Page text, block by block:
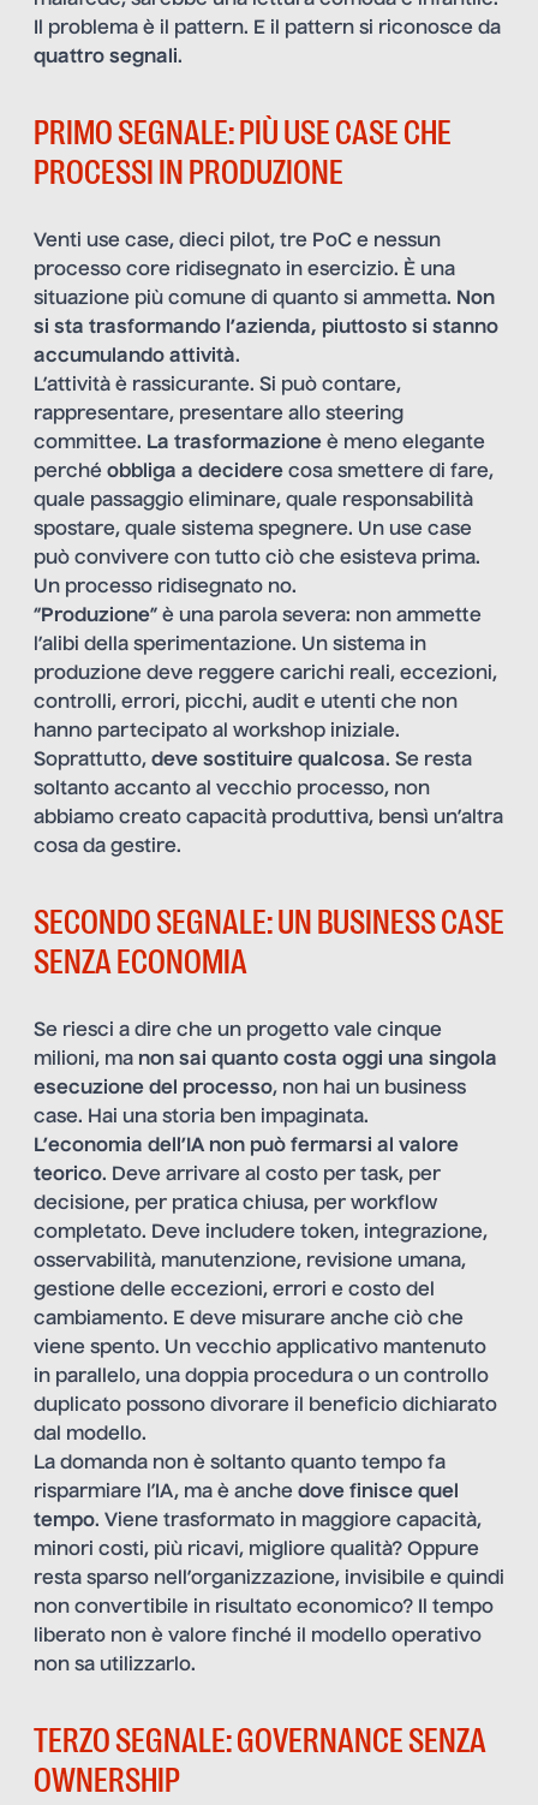
Il problema è il pattern. E il pattern si riconosce da
quattro segnali.
PRIMO SEGNALE: PIÙ USE CASE CHE
PROCESSI IN PRODUZIONE
Venti use case, dieci pilot, tre PoC e nessun
processo core ridisegnato in esercizio. È una
situazione più comune di quanto si ammetta. Non
si sta trasformando l’azienda, piuttosto si stanno
accumulando attività.
L’attività è rassicurante. Si può contare,
rappresentare, presentare allo steering
committee. La trasformazione è meno elegante
perché obbliga a decidere cosa smettere di fare,
quale passaggio eliminare, quale responsabilità
spostare, quale sistema spegnere. Un use case
può convivere con tutto ciò che esisteva prima.
Un processo ridisegnato no.
“Produzione” è una parola severa: non ammette
l’alibi della sperimentazione. Un sistema in
produzione deve reggere carichi reali, eccezioni,
controlli, errori, picchi, audit e utenti che non
hanno partecipato al workshop iniziale.
Soprattutto, deve sostituire qualcosa. Se resta
soltanto accanto al vecchio processo, non
abbiamo creato capacità produttiva, bensì un’altra
cosa da gestire.
SECONDO SEGNALE: UN BUSINESS CASE
SENZA ECONOMIA
Se riesci a dire che un progetto vale cinque
milioni, ma non sai quanto costa oggi una singola
esecuzione del processo, non hai un business
case. Hai una storia ben impaginata.
L’economia dell’IA non può fermarsi al valore
teorico. Deve arrivare al costo per task, per
decisione, per pratica chiusa, per workflow
completato. Deve includere token, integrazione,
osservabilità, manutenzione, revisione umana,
gestione delle eccezioni, errori e costo del
cambiamento. E deve misurare anche ciò che
viene spento. Un vecchio applicativo mantenuto
in parallelo, una doppia procedura o un controllo
duplicato possono divorare il beneficio dichiarato
dal modello.
La domanda non è soltanto quanto tempo fa
risparmiare l’IA, ma è anche dove finisce quel
tempo. Viene trasformato in maggiore capacità,
minori costi, più ricavi, migliore qualità? Oppure
resta sparso nell’organizzazione, invisibile e quindi
non convertibile in risultato economico? Il tempo
liberato non è valore finché il modello operativo
non sa utilizzarlo.
TERZO SEGNALE: GOVERNANCE SENZA
OWNERSHIP